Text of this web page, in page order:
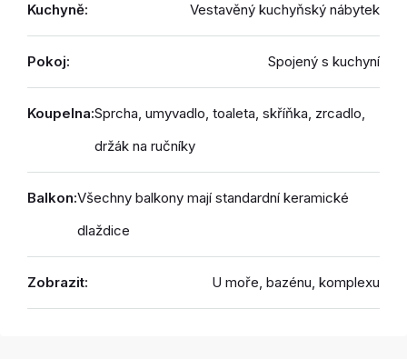
Kuchyně: Vestavěný kuchyňský nábytek
Pokoj: Spojený s kuchyní
Koupelna:Sprcha, umyvadlo, toaleta, skříňka, zrcadlo,
držák na ručníky
Balkon:Všechny balkony mají standardní keramické
dlaždice
Zobrazit: U moře, bazénu, komplexu